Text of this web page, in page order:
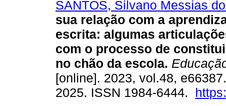
SANTOS, Silvano Messias
sua relação com a
escrita: algumas
com o processo de
no chão da escola.
[online]. 2023, vol.48,
2025. ISSN 1984-6444.